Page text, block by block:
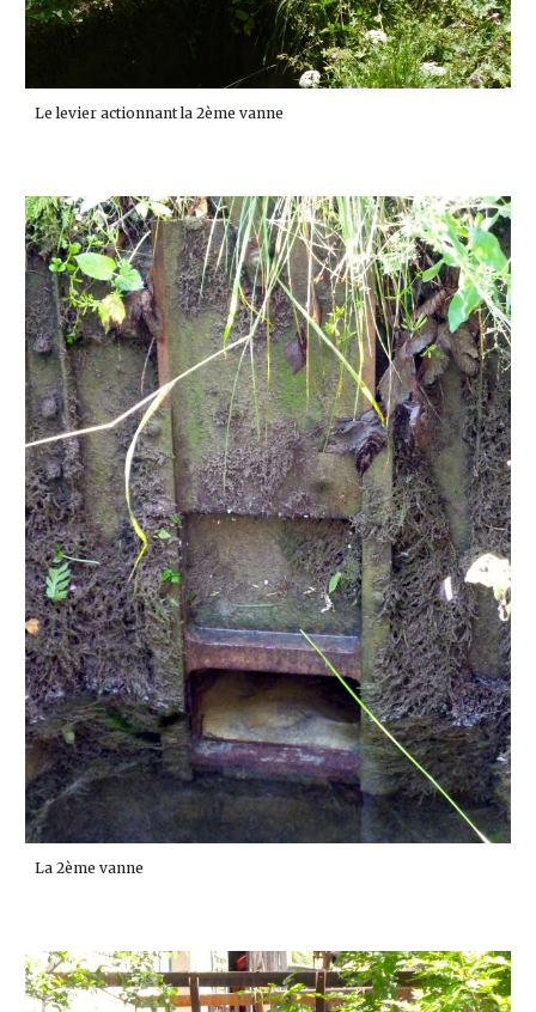
Le levier actionnant la 2ème vanne
La 2ème vanne